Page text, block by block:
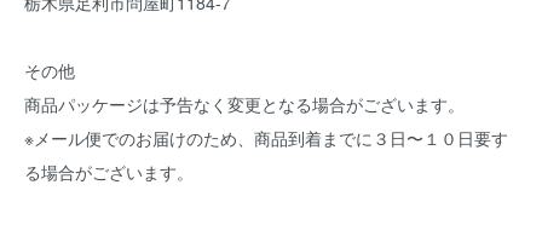
その他
商品パッケージは予告なく変更となる場合がございます。
※メール便でのお届けのため、商品到着までに３日〜１０日要す
る場合がございます。